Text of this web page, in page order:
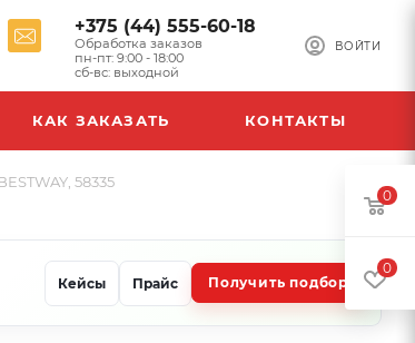
ВОЙТИ
+375 (44) 555-60-18
Обработка заказов
пн-пт: 9:00 - 18:00
сб-вс: выходной
КАК ЗАКАЗАТЬ КОНТАКТЫ
58335
Кейсы Прайс Получить подбор
0
0